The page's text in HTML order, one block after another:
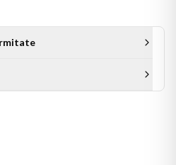
pentru persoanele cu un